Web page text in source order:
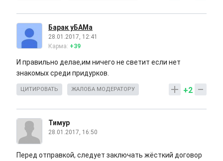
Барак уБАМа
28.01.2017, 12:41
Карма: +39
И правильно делае,им ничего не светит если нет
знакомых среди придурков.
+2
ЦИТИРОВАТЬ ЖАЛОБА МОДЕРАТОРУ
Тимур
28.01.2017, 16:50
Перед отправкой, следует заключать жёсткий договор